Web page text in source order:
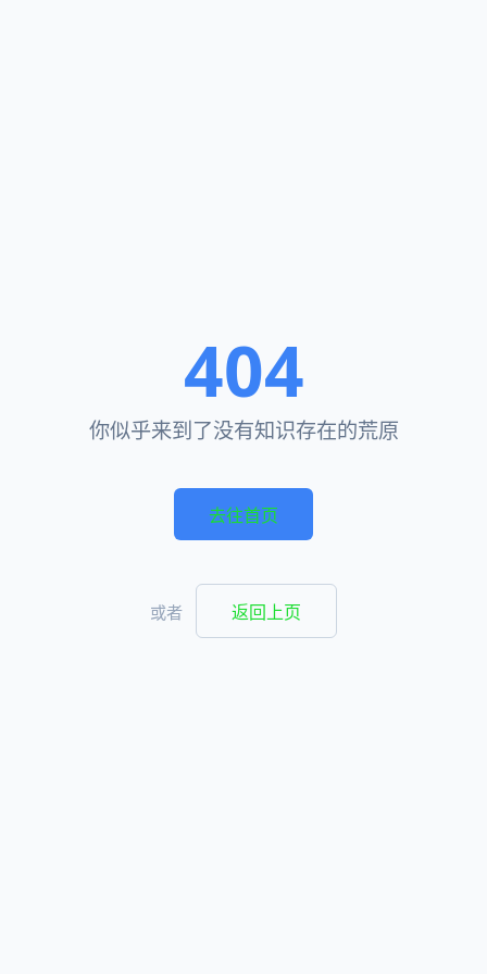
404
你似乎来到了没有知识存在的荒原
去往首页
或者 返回上页